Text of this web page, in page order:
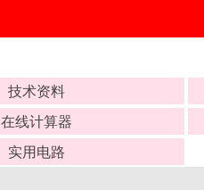
技术资料
在线计算器
实用电路